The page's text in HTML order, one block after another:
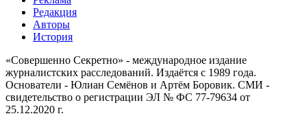
Редакция
Авторы
История
«Совершенно Секретно» - международное издание
журналистских расследований. Издаётся с 1989 года.
Основатели - Юлиан Семёнов и Артём Боровик. CМИ -
свидетельство о регистрации ЭЛ № ФС 77-79634 от
25.12.2020 г.